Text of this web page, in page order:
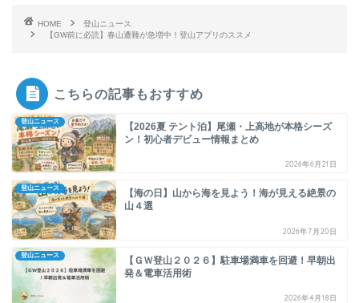
HOME
登山ニュース
【GW前に必読】春山遭難が急増中！登山アプリのススメ
こちらの記事もおすすめ
登山ニュース
【2026夏 テント泊】尾瀬・上高地が本格シーズ
ン！初心者デビュー情報まとめ
2026年6月21日
登山ニュース
【海の日】山から海を見よう！海が見える絶景の
山４選
2026年7月20日
登山ニュース
【ＧＷ登山２０２６】駐車場満車を回避！早朝出
発＆電車活用術
2026年4月18日